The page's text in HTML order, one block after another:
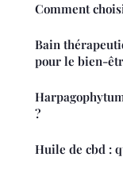
Comment
Bain
pour le bien-
?
Huile de cbd :